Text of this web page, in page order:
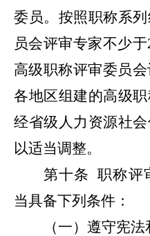
委员。按照职称系
员会评审专家不少
高级职称评审委员会
各地区组建的高级
经省级人力资源社
以适当调整。
第十条 职称评
当具备下列条件：
（一）遵守宪法